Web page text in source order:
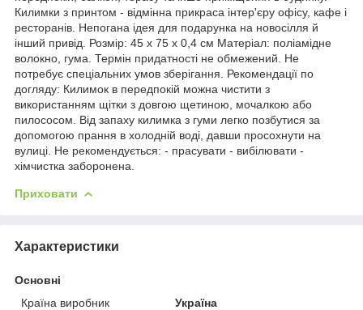
Килимки з принтом - відмінна прикраса інтер'єру офісу, кафе і
ресторанів. Непогана ідея для подарунка на новосілля й
інший привід. Розмір: 45 х 75 х 0,4 см Матеріал: поліамідне
волокно, гума. Термін придатності не обмежений. Не
потребує спеціальних умов зберігання. Рекомендації по
догляду: Килимок в передпокій можна чистити з
використанням щітки з довгою щетиною, мочалкою або
пилососом. Від запаху килимка з гуми легко позбутися за
допомогою прання в холодній воді, давши просохнути на
вулиці. Не рекомендується: - прасувати - вибілювати -
хімчистка заборонена.
Приховати
Характеристики
Основні
Країна виробник
Україна